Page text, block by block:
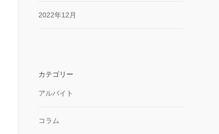
2022年12月
カテゴリー
アルバイト
コラム